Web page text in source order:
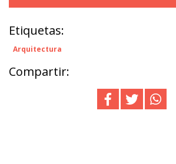
Etiquetas:
Arquitectura
Compartir: